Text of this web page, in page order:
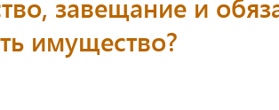
завещание и
имущество?